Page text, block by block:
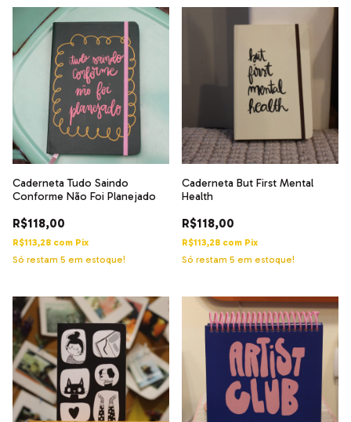
Caderneta Tudo Saindo
Conforme Não Foi Planejado
R$118,00
R$113,28 com Pix
Só restam 5 em estoque!
Caderneta But First Mental
Health
R$118,00
R$113,28 com Pix
Só restam 5 em estoque!